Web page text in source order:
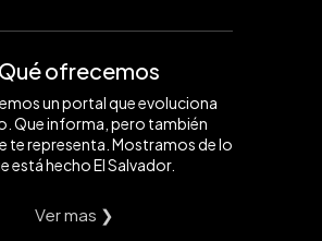
Qué ofrecemos
un portal que evoluciona
Que informa, pero también
te representa. Mostramos de lo
está hecho El Salvador.
Ver mas ❯